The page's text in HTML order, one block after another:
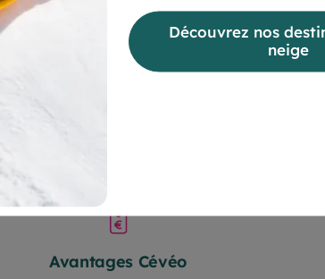
Découvrez nos
neige
Avantages Cévéo